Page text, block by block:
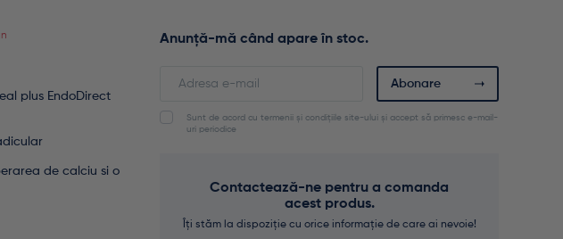
plus EndoDirect
de calciu si o
Anunță-mă când apare în stoc.
your
addressSunt de acord cu termenii și condițiile site-ului și accept să primesc e-mail-
uri periodice
Abonare
Contactează-ne pentru a comanda
acest produs.
Îți stăm la dispoziție cu orice informație de care ai nevoie!